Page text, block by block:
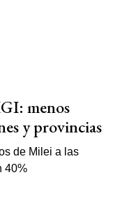
menos
y provincias